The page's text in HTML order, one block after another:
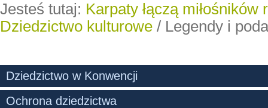
Jesteś tutaj: Karpaty łączą miłośników
Dziedzictwo kulturowe / Legendy i
Dziedzictwo w Konwencji
Ochrona dziedzictwa